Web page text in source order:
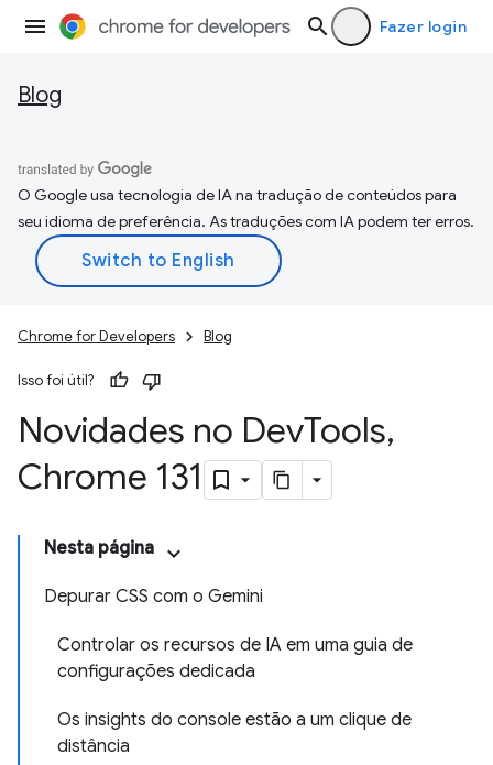
Fazer login
Blog
O Google usa tecnologia de IA na tradução de conteúdos para
seu idioma de preferência. As traduções com IA podem ter erros.
Chrome for Developers Blog
Isso foi útil?
Novidades no DevTools,
Chrome 131
Nesta página
Depurar CSS com o Gemini
Controlar os recursos de IA em uma guia de
configurações dedicada
Os insights do console estão a um clique de
distância